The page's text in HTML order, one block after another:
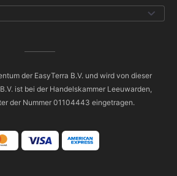
der EasyTerra B.V. und wird von dieser
ist bei der Handelskammer Leeuwarden,
der Nummer 01104443 eingetragen.